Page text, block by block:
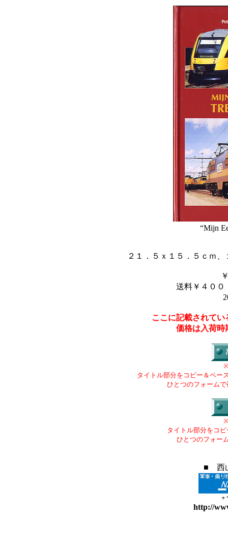
“Mijn
２１．５ｘ１５．５ｃｍ
送料￥４００
ここに記載されて
価格は入荷時
タイトル部分をコピー＆ペー
ひとつのフォーム
タイトル部分をコ
ひとつのフォー
■ 西
+
http://